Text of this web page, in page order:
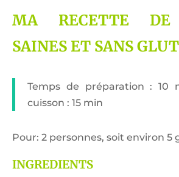
MA RECETTE DE
SAINES ET SANS
Temps de préparation : 10
cuisson : 15 min
Pour: 2 personnes, soit environ 5
INGREDIENTS